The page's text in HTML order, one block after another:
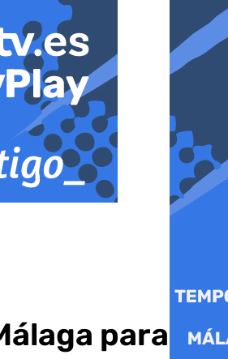
para